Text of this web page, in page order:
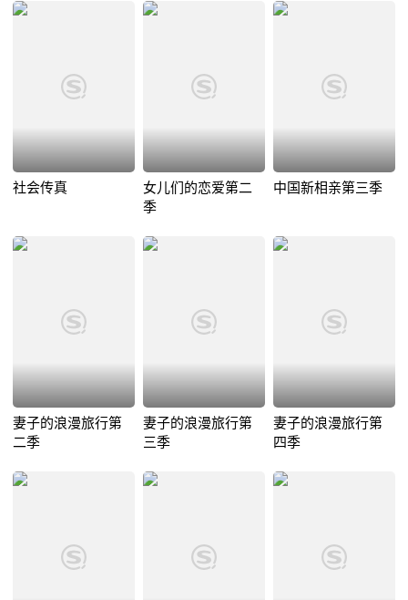
社会传真
女儿们的恋爱第二
季
中国新相亲第三季
妻子的浪漫旅行第
二季
妻子的浪漫旅行第
三季
妻子的浪漫旅行第
四季